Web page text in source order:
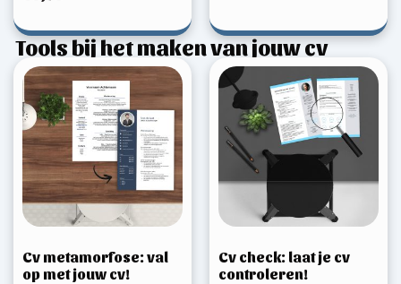
4.50
Tools bij het maken van jouw cv
Cv metamorfose: val
op met jouw cv!
Cv check: laat je cv
controleren!